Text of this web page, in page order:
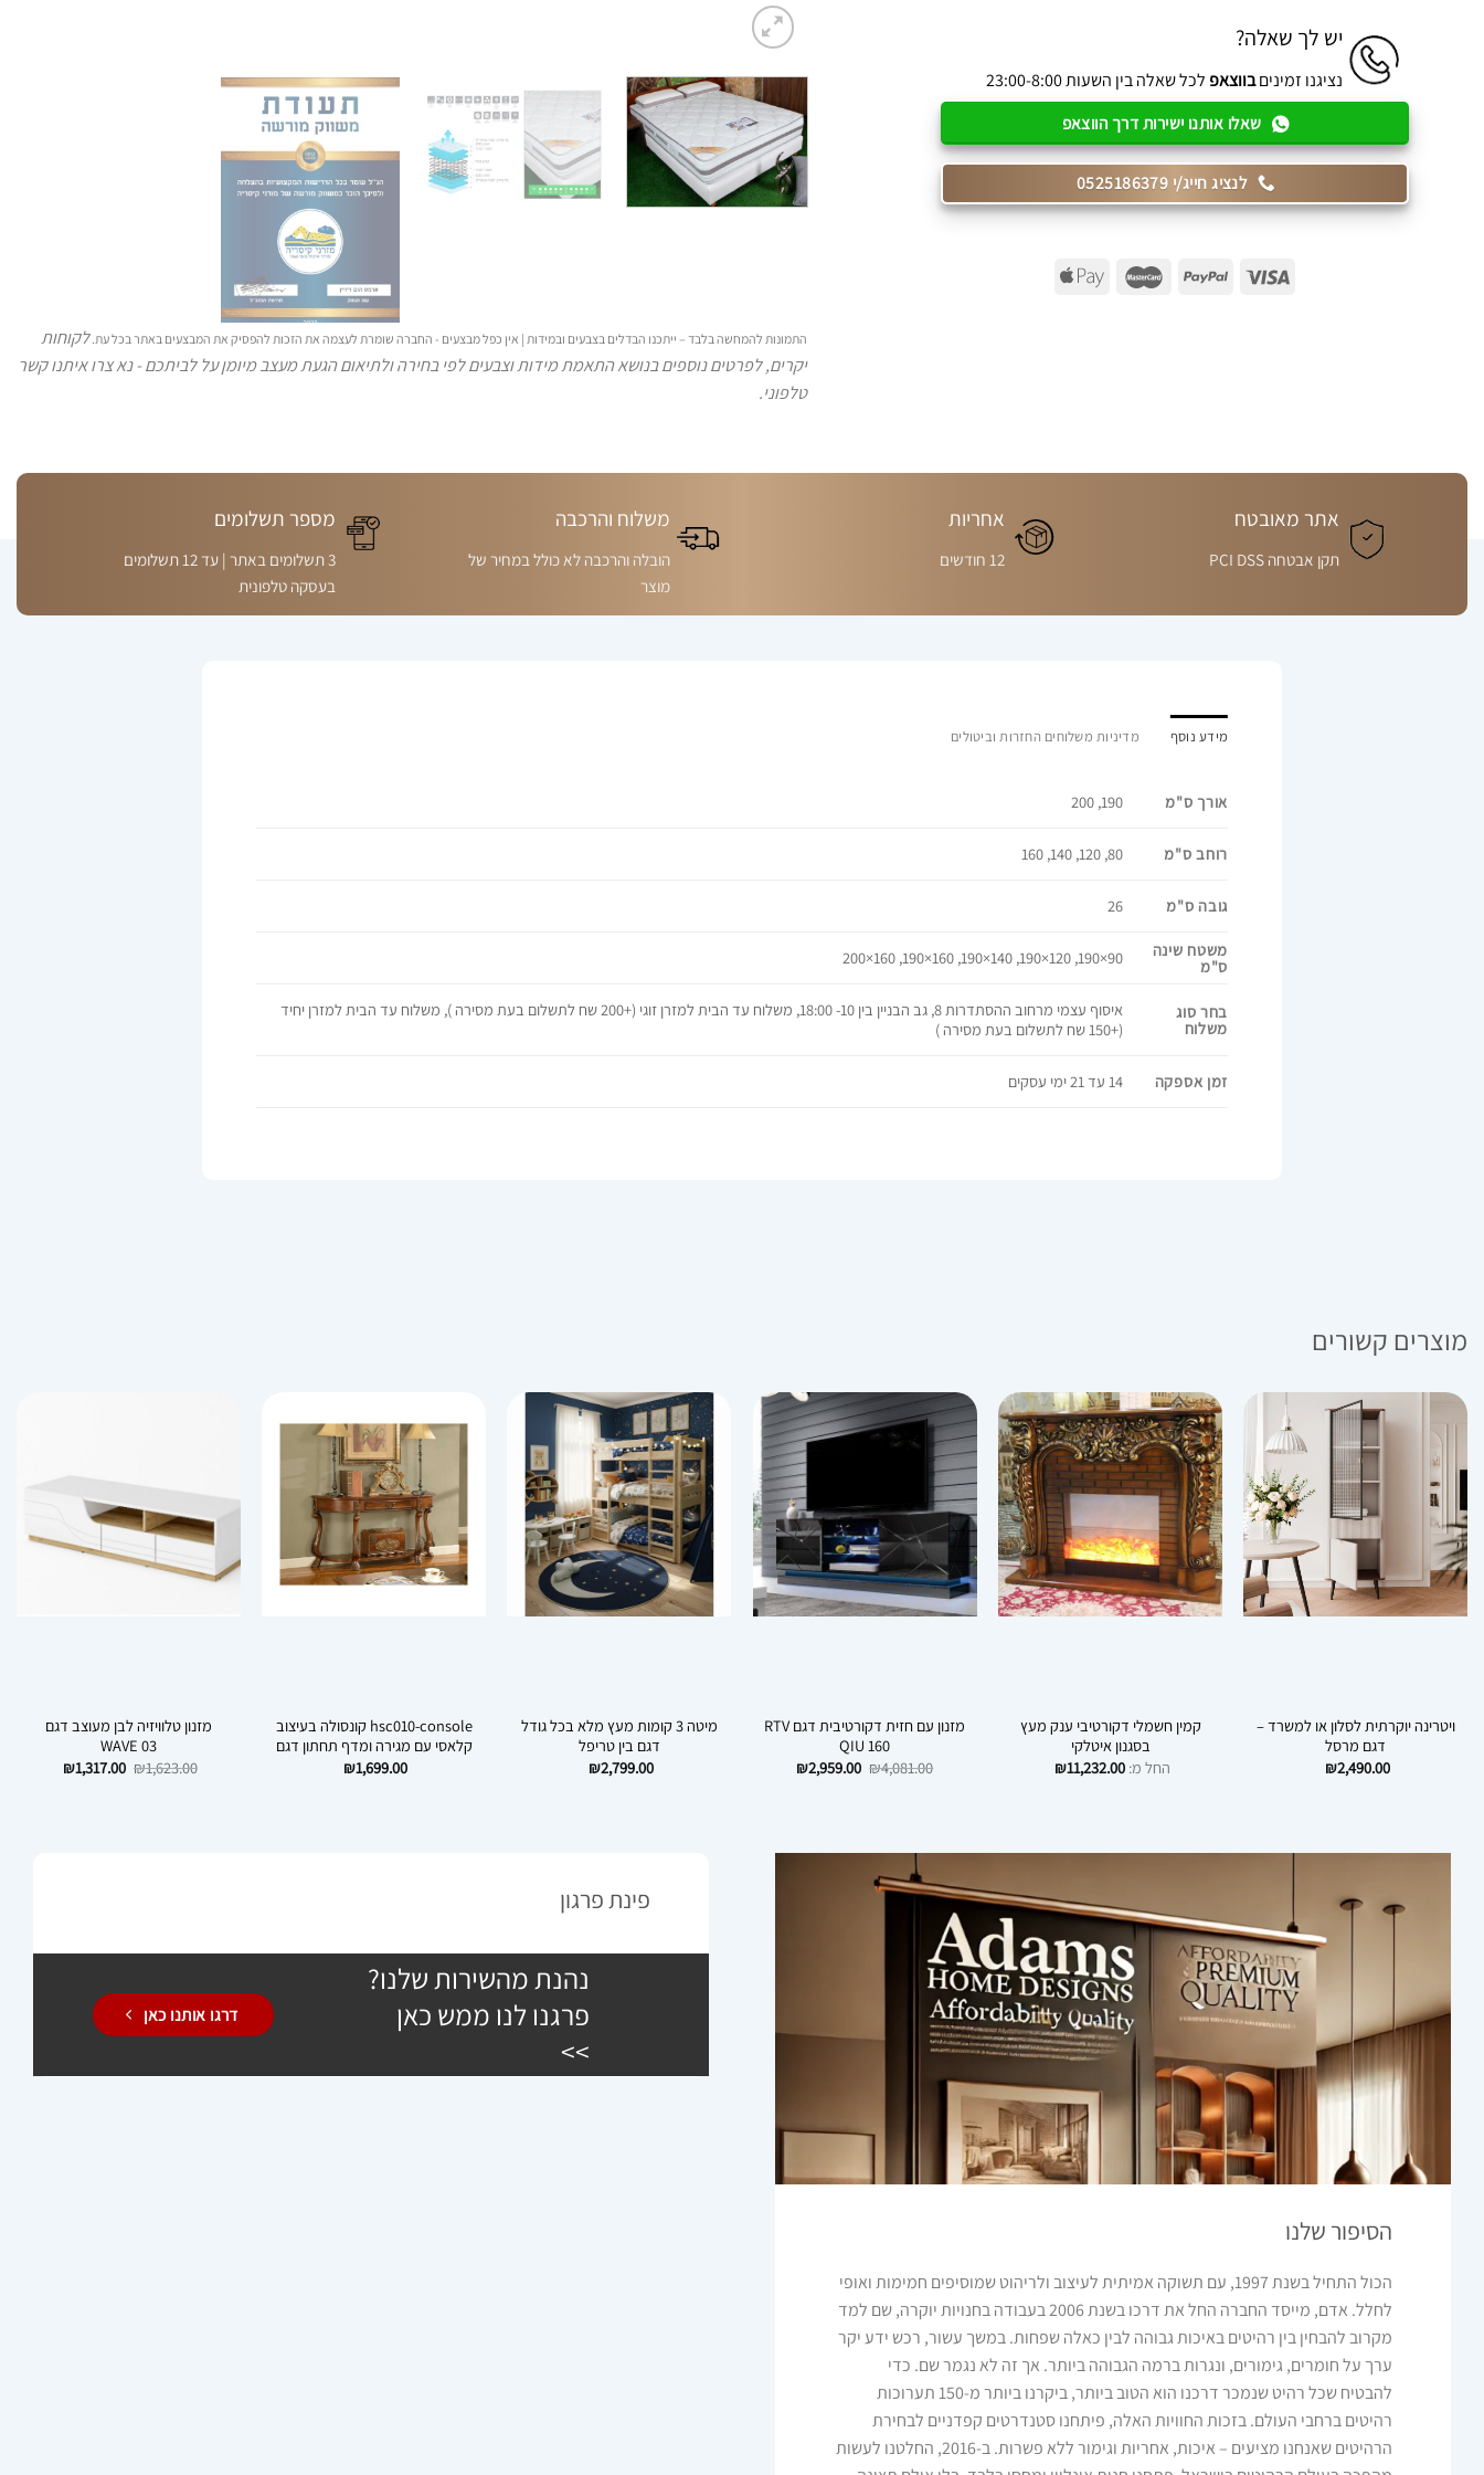
התמונות להמחשה בלבד – ייתכנו הבדלים בצבעים ובמידות | אין כפל מבצעים - החברה שומרת לעצמה את הזכות להפסיק את המבצעים באתר בכל עת.לקוחות
יקרים, לפרטים נוספים בנושא התאמת מידות וצבעים לפי בחירה ולתיאום הגעת מעצב מיומן על לביתכם - נא צרו איתנו קשר
טלפוני.
יש לך שאלה?
נציגנו זמיניםבווצאפ לכל שאלה בין השעות 23:00-8:00
שאלו אותנו ישירות דרך הווצאפ
לנציג חייג/י 0525186379
אתר מאובטח
תקן אבטחה PCI DSS
אחריות
12 חודשים
משלוח והרכבה
הובלה והרכבה לא כולל במחיר של
מוצר
מספר תשלומים
3 תשלומים באתר | עד 12 תשלומים
בעסקה טלפונית
מידע נוסף מדיניות משלוחים החזרות וביטולים
אורך ס"מ 190, 200
רוחב ס"מ 80, 120, 140, 160
גובה ס"מ 26
משטח שינה
ס"מ 90×190, 120×190, 140×190, 160×190, 160×200
בחר סוג
משלוח
איסוף עצמי מרחוב ההסתדרות 8, גב הבניין בין 10- 18:00, משלוח עד הבית למזרן זוגי (+200 שח לתשלום בעת מסירה ), משלוח עד הבית למזרן יחיד
(+150 שח לתשלום בעת מסירה )
זמן אספקה 14 עד 21 ימי עסקים
מוצרים קשורים
ויטרינה יוקרתית לסלון או למשרד –
דגם מרסל
₪2,490.00
קמין חשמלי דקורטיבי ענק מעץ
בסגנון איטלקי
החל מ:
₪11,232.00
מזנון עם חזית דקורטיבית דגם RTV
QIU 160
₪4,081.00 המחיר
המקורי
₪2,959.00 המחיר
מיטה 3 קומות מעץ מלא בכל גודל
דגם בין טריפל
₪2,799.00
hsc010-console קונסולה בעיצוב
קלאסי עם מגירה ומדף תחתון דגם
₪1,699.00
מזנון טלוויזיה לבן מעוצב דגם
WAVE 03
₪1,623.00 המחיר
המקורי
₪1,317.00
הסיפור שלנו
הכול התחיל בשנת 1997, עם תשוקה אמיתית לעיצוב ולריהוט שמוסיפים חמימות ואופי
לחלל. אדם, מייסד החברה החל את דרכו בשנת 2006 בעבודה בחנויות יוקרה, שם למד
מקרוב להבחין בין רהיטים באיכות גבוהה לבין כאלה שפחות. במשך עשור, רכש ידע יקר
ערך על חומרים, גימורים, ונגרות ברמה הגבוהה ביותר. אך זה לא נגמר שם. כדי
להבטיח שכל רהיט שנמכר דרכנו הוא הטוב ביותר, ביקרנו ביותר מ-150 תערוכות
רהיטים ברחבי העולם. בזכות החוויות האלה, פיתחנו סטנדרטים קפדניים לבחירת
הרהיטים שאנחנו מציעים – איכות, אחריות וגימור ללא פשרות. ב-2016, החלטנו לעשות
פינת פרגון
נהנת מהשירות שלנו?
פרגנו לנו ממש כאן
>>
דרגו אותנו כאן